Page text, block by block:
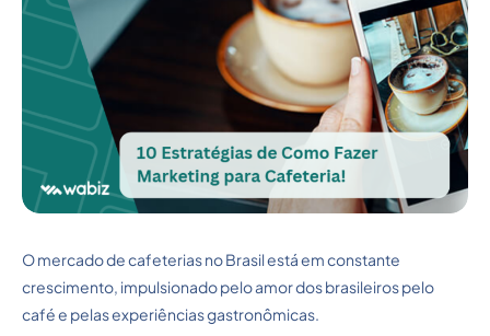
O mercado de cafeterias no Brasil está em constante
crescimento, impulsionado pelo amor dos brasileiros pelo
café e pelas experiências gastronômicas.